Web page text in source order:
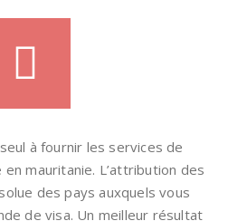
à fournir les services de
mauritanie. L’attribution des
des pays auxquels vous
de visa. Un meilleur résultat